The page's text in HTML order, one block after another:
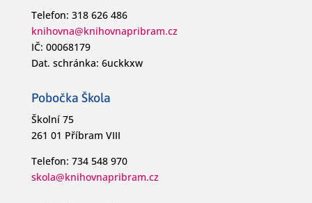
Telefon: 318 626 486
knihovna@knihovnapribram.cz
IČ: 00068179
Dat. schránka: 6uckkxw
Pobočka Škola
Školní 75
261 01 Příbram VIII
Telefon: 734 548 970
skola@knihovnapribram.cz